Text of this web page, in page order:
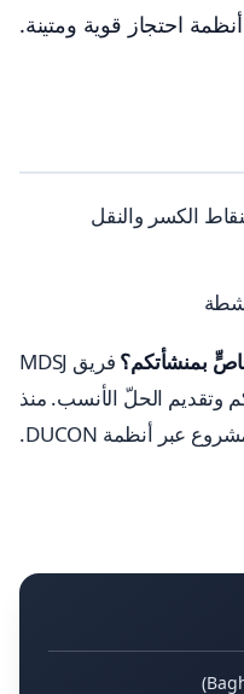
احتجاز قوية ومتينة.
الكسر والنقل
بمنشأتكم؟
فريق MDSJ
وتقديم الحلّ الأنسب. منذ